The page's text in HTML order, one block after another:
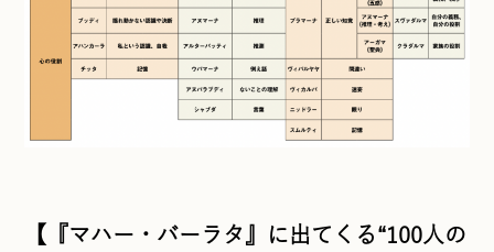
【『マハー・バーラタ』に出てくる“100人の